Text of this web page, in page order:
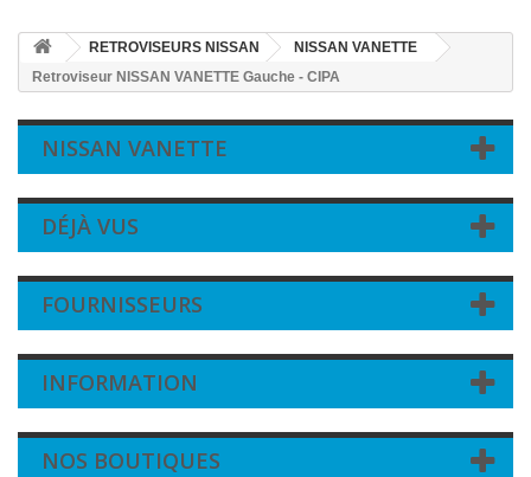
RETROVISEURS NISSAN
NISSAN VANETTE
Retroviseur NISSAN VANETTE Gauche - CIPA
NISSAN VANETTE
DÉJÀ VUS
FOURNISSEURS
INFORMATION
NOS BOUTIQUES